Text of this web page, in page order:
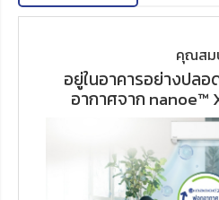
คุณสม
อยู่ในอาคารอย่างปล
อากาศจาก nanoe™